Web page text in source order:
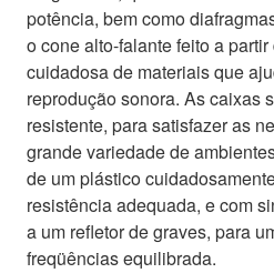
potência, bem como
o cone alto-falante feito a
cuidadosa de materiais que
reprodução sonora. As caixas
resistente, para satisfazer as
grande variedade de
de um plástico
resistência adequada, e com
a um refletor de graves, para
freqüências equilibrada.